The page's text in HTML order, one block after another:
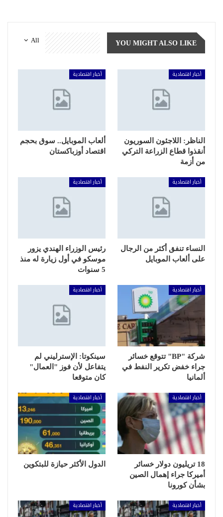
All YOU MIGHT ALSO LIKE
أخبار اقتصادية
الناظر: اللاجئون السوريون
أنقذوا قطاع الزراعة التركي
من أزمة
أخبار اقتصادية
ألعاب الموبايل.. سوق بحجم
اقتصاد أوزباكستان
أخبار اقتصادية
النساء تنفق أكثر من الرجال
على ألعاب الموبايل
أخبار اقتصادية
رئيس الوزراء الهندي يزور
موسكو في أول زيارة له منذ
5 سنوات
أخبار اقتصادية
شركة "BP" تتوقع خسائر
جراء خفض تكرير النفط في
ألمانيا
أخبار اقتصادية
سينكوتا: الإسترليني لم
يتفاعل لأن فوز "العمال"
كان متوقعا
أخبار اقتصادية
18 تريليون دولار خسائر
أميركا جراء إهمال الصين
بشأن كورونا
أخبار اقتصادية
الدول الأكثر حيازة للبتكوين
أخبار اقتصادية أخبار اقتصادية